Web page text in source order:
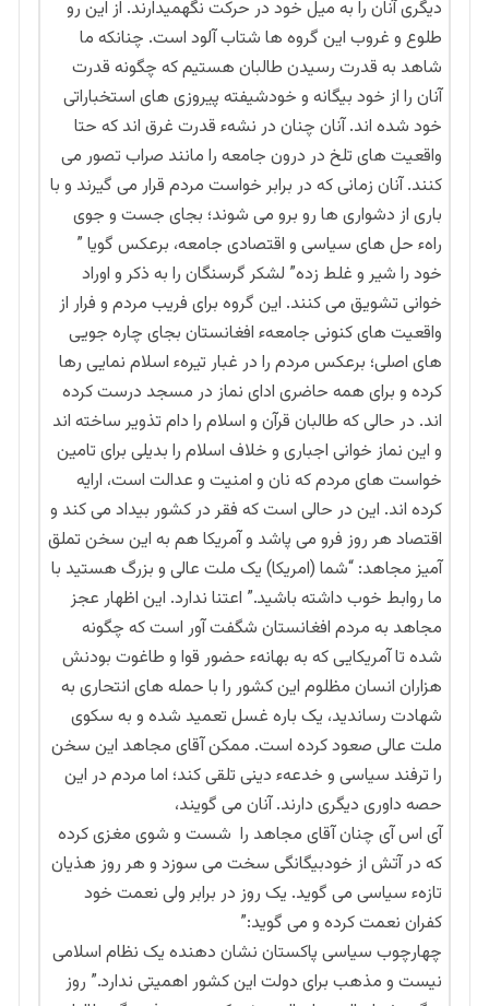
دیگری آنان را به میل خود در حرکت نگهمیدارند. از این رو
طلوع و غروب این گروه ها شتاب آلود است. چنانکه ما
شاهد به قدرت رسیدن طالبان هستیم که چگونه قدرت
آنان را از خود بیگانه و خودشیفته پیروزی های استخباراتی
خود شده اند. آنان چنان در نشهء قدرت غرق اند که حتا
واقعیت های تلخ در درون جامعه را مانند صراب تصور می
کنند. آنان زمانی که در برابر خواست مردم قرار می گیرند و با
باری از دشواری ها رو برو می شوند؛ بجای جست و جوی
راهء حل های سیاسی و اقتصادی جامعه، برعکس گویا ”
خود را شیر و غلط زده” لشکر گرسنگان را به ذکر و اوراد
خوانی تشویق می کنند. این گروه برای فریب مردم و فرار از
واقعیت های کنونی جامعهء افغانستان بجای چاره جویی
های اصلی؛ برعکس مردم را در غبار تیرهء اسلام نمایی رها
کرده و برای همه حاضری ادای نماز در مسجد درست کرده
اند. در حالی که طالبان قرآن و اسلام را دام تذویر ساخته اند
و این نماز خوانی اجباری و خلاف اسلام را بدیلی برای تامین
خواست های مردم که نان و امنیت و عدالت است، ارایه
کرده اند. این در حالی است که فقر در کشور بیداد می کند و
اقتصاد هر روز فرو می پاشد و آمریکا هم به این سخن تملق
آمیز مجاهد: “شما (امریکا) یک ملت عالی و بزرگ هستید با
ما روابط خوب داشته باشید.” اعتنا ندارد. این اظهار عجز
مجاهد به مردم افغانستان شگفت آور است که چگونه
شده تا آمریکایی که به بهانهء حضور قوا و طاغوت بودنش
هزاران انسان مظلوم این کشور را با حمله های انتحاری به
شهادت رساندید، یک باره غسل تعمید شده و به سکوی
ملت عالی صعود کرده است. ممکن آقای مجاهد این سخن
را ترفند سیاسی و خدعهء دینی تلقی کند؛ اما مردم در این
حصه داوری دیگری دارند. آنان می گویند،
آی اس آی چنان آقای مجاهد را شست و شوی مغزی کرده
که در آتش از خودبیگانگی سخت می سوزد و هر روز هذیان
تازهء سیاسی می گوید. یک روز در برابر ولی نعمت خود
کفران نعمت کرده و می گوید:”
چهارچوب سیاسی پاکستان نشان دهنده یک نظام اسلامی
نیست و مذهب برای دولت این کشور اهمیتی ندارد.” روز